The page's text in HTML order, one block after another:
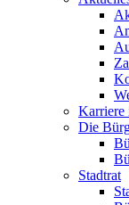
Karriere
Die
Stadtrat